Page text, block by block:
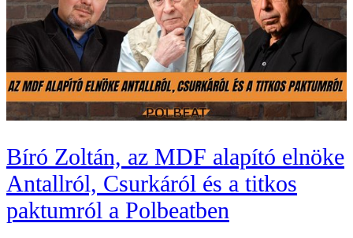
Bíró Zoltán, az MDF alapító elnöke
Antallról, Csurkáról és a titkos
paktumról a Polbeatben